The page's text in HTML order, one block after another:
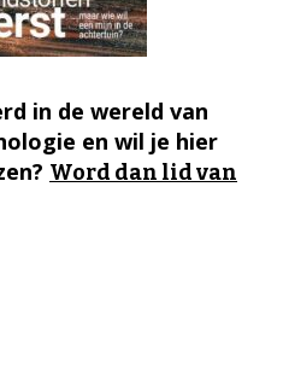
in de wereld van
en wil je hier
Word dan lid van